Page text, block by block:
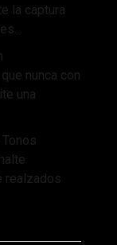
la captura
nunca con
una
realzados